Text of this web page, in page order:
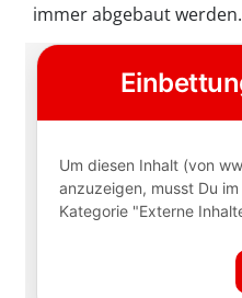
immer abgebaut werden.